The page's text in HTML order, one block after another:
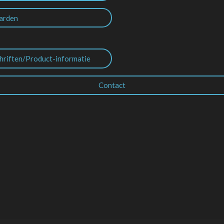
Product-informatie
Contact